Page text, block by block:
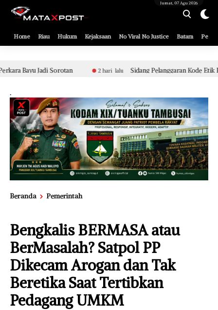
[gnpub_google_news_follow]
Home Riau Hukum Kejaksaan No Viral No Justice Batam
Jumat, 07 Agu 2026
2 hari lalu Sidang Pelanggaran Kode Etik Berat Aparat Polsek Tualang
.
Beranda Pemerintah
Bengkalis BERMASA atau
BerMasalah? Satpol PP
Dikecam Arogan dan Tak
Beretika Saat Tertibkan
Pedagang UMKM